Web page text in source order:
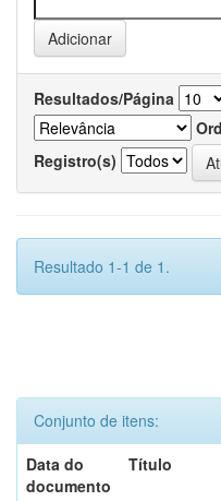
Resultados/Página
Registro(s)
Resultado 1-1 de 1.
Conjunto de itens:
Data do
documento
Título